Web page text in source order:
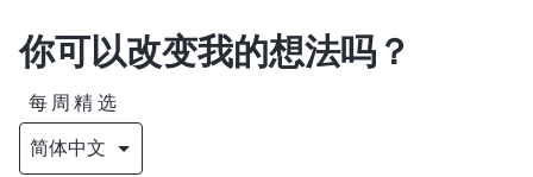
你可以改变我的想法吗？
每周精选